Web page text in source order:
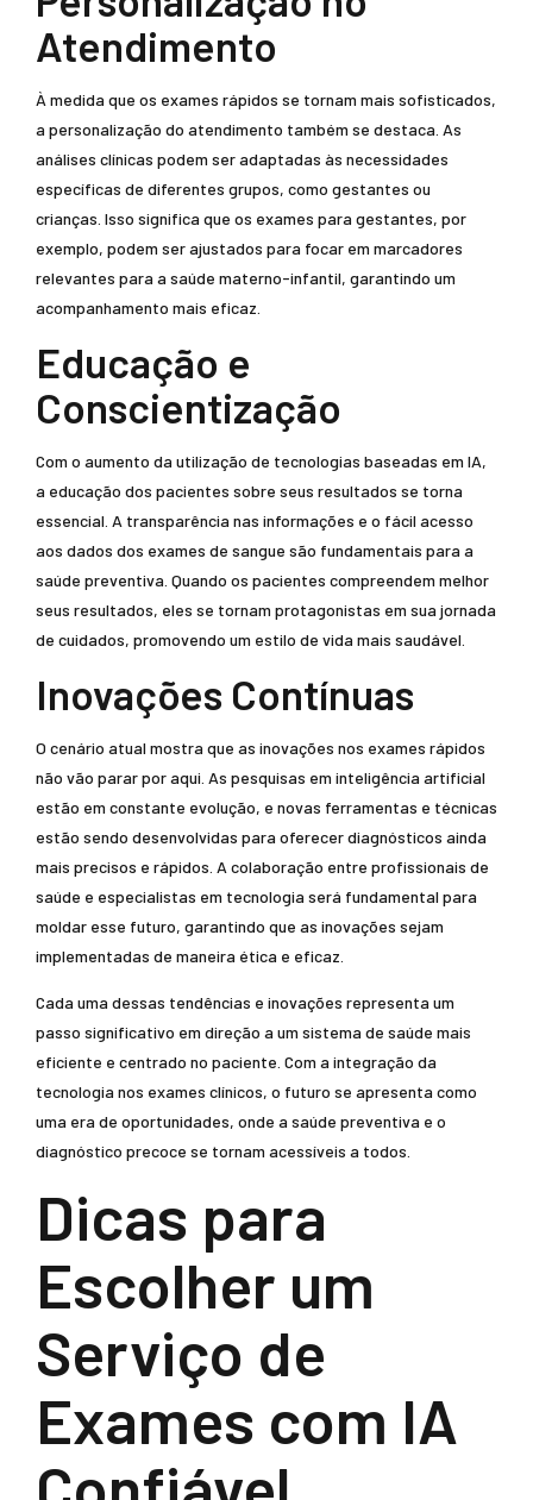
Atendimento
À medida que os exames rápidos se tornam mais sofisticados,
a personalização do atendimento também se destaca. As
análises clínicas podem ser adaptadas às necessidades
específicas de diferentes grupos, como gestantes ou
crianças. Isso significa que os exames para gestantes, por
exemplo, podem ser ajustados para focar em marcadores
relevantes para a saúde materno-infantil, garantindo um
acompanhamento mais eficaz.
Educação e
Conscientização
Com o aumento da utilização de tecnologias baseadas em IA,
a educação dos pacientes sobre seus resultados se torna
essencial. A transparência nas informações e o fácil acesso
aos dados dos exames de sangue são fundamentais para a
saúde preventiva. Quando os pacientes compreendem melhor
seus resultados, eles se tornam protagonistas em sua jornada
de cuidados, promovendo um estilo de vida mais saudável.
Inovações Contínuas
O cenário atual mostra que as inovações nos exames rápidos
não vão parar por aqui. As pesquisas em inteligência artificial
estão em constante evolução, e novas ferramentas e técnicas
estão sendo desenvolvidas para oferecer diagnósticos ainda
mais precisos e rápidos. A colaboração entre profissionais de
saúde e especialistas em tecnologia será fundamental para
moldar esse futuro, garantindo que as inovações sejam
implementadas de maneira ética e eficaz.
Cada uma dessas tendências e inovações representa um
passo significativo em direção a um sistema de saúde mais
eficiente e centrado no paciente. Com a integração da
tecnologia nos exames clínicos, o futuro se apresenta como
uma era de oportunidades, onde a saúde preventiva e o
diagnóstico precoce se tornam acessíveis a todos.
Dicas para
Escolher um
Serviço de
Exames com IA